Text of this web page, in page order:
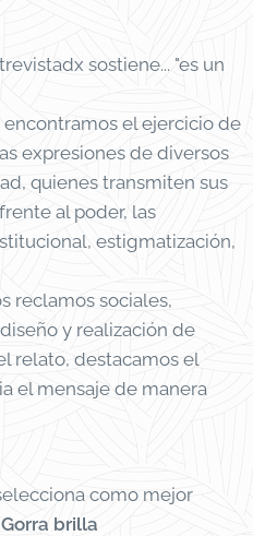
sostiene... "es un
encontramos el ejercicio de
expresiones de diversos
quienes transmiten sus
al poder, las
estigmatización,
reclamos sociales,
y realización de
relato, destacamos el
el mensaje de manera
como mejor
brilla